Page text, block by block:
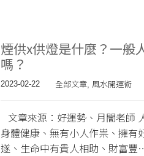
煙供x供燈是什麼？一般
嗎？
2023-02-22 全部文章, 風水開運術
文章來源：好運勢、月闇老師
身體健康、無有小人作祟、擁有
遂、生命中有貴人相助、財富豐